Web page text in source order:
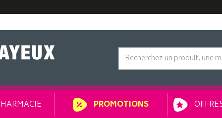
PROMOTIONS